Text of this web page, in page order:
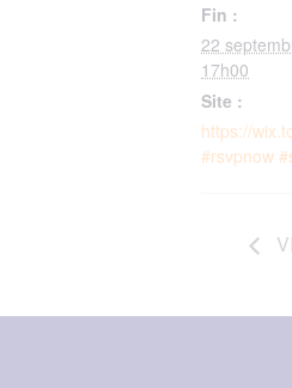
Fin :
22
17h00
Site :
https://
#rsvpnow